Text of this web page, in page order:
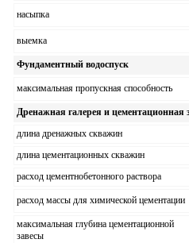
насыпка
выемка
Фундаментный водоспуск
максимальная пропускная способность
Дренажная галерея и цементационная
длина дренажных скважин
длина цементационных скважин
расход цементнобетонного раствора
расход массы для химической цементации
максимальная глубина цементационной
завесы